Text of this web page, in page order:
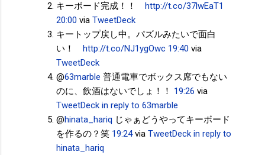
キーボード完成！！ http://t.co/37lwEaT1
20:00 via TweetDeck
キートップ戻し中。パズルみたいで面白
い！ http://t.co/NJ1ygOwc 19:40 via
TweetDeck
@63marble 普通電車でボックス席でもない
のに、飲酒はないでしょ！！
19:26 via
TweetDeck in reply to 63marble
@hinata_hariq じゃぁどうやってキーボード
を作るの？笑 19:24 via TweetDeck in reply to
hinata_hariq